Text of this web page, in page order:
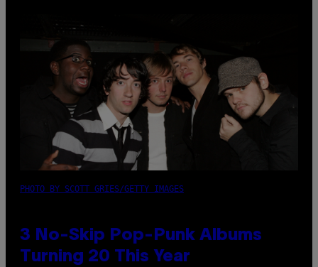
PHOTO BY SCOTT GRIES/GETTY IMAGES
3 No-Skip Pop-Punk Albums
Turning 20 This Year